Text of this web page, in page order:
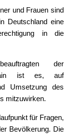
und Frauen sind
Deutschland eine
in die
der
ist es, auf
Umsetzung des
mitzuwirken.
für Fragen,
Bevölkerung. Die